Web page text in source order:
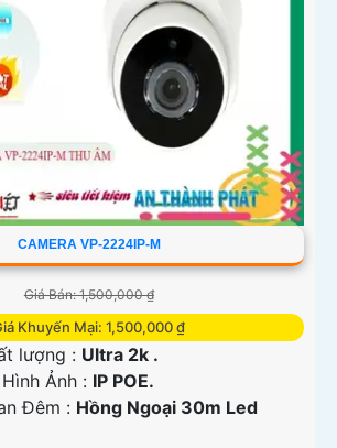
CAMERA VP-2224IP-M
Giá Bán: 1,500,000 ₫
Khuyến Mại: 1,500,000 ₫
lượng : Ultra 2k .
Ảnh : IP POE.
Đêm : Hồng Ngoại 30m Led